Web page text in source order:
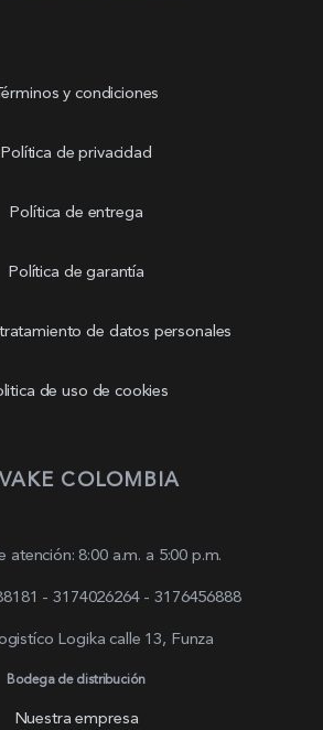
y condiciones
Política de privacidad
Política de entrega
Política de garantía
de datos personales
de uso de cookies
COLOMBIA
atención: 8:00 a.m. a 5:00 p.m.
- 3174026264 - 3176456888
Logika calle 13, Funza
Bodega de distribución
Nuestra empresa